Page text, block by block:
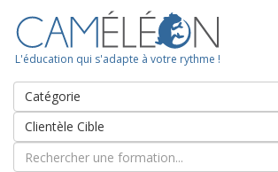
L'éducation qui s'adapte à votre rythme !
Catégorie
Clientèle Cible